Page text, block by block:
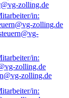
zolling.de
zolling.de